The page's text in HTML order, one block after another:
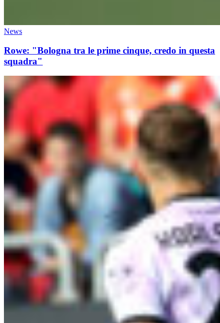
News
Rowe: "Bologna tra le prime cinque, credo in questa
squadra"